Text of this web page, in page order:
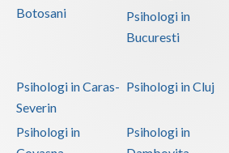
Botosani
Psihologi in
Bucuresti
Psihologi in Caras-
Severin
Psihologi in Cluj
Psihologi in
Psihologi in